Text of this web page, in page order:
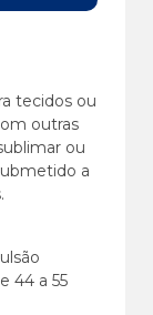
tecidos ou
outras
ou
a
44 a 55